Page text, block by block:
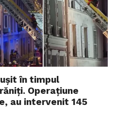
în timpul
Operațiune
au intervenit 145